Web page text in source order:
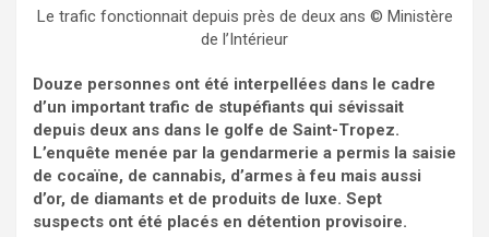
Le trafic fonctionnait depuis près de deux ans © Ministère
de l’Intérieur
Douze personnes ont été interpellées dans le cadre
d’un important trafic de stupéfiants qui sévissait
depuis deux ans dans le golfe de Saint-Tropez.
L’enquête menée par la gendarmerie a permis la saisie
de cocaïne, de cannabis, d’armes à feu mais aussi
d’or, de diamants et de produits de luxe. Sept
suspects ont été placés en détention provisoire.